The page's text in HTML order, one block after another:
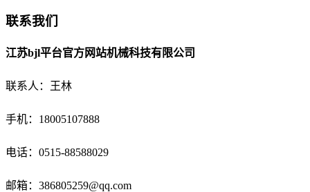
联系我们
江苏bjl平台官方网站机械科技有限公司
联系人：王林
手机：18005107888
电话： 0515-88588029
邮箱： 386805259@qq.com